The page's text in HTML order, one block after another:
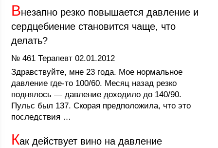
Внезапно резко повышается давление и
сердцебиение становится чаще, что
делать?
№ 461 Терапевт 02.01.2012
Здравствуйте, мне 23 года. Мое нормальное
давление где-то 100/60. Месяц назад резко
поднялось — давление доходило до 140/90.
Пульс был 137. Скорая предположила, что это
последствия …
Как действует вино на давление